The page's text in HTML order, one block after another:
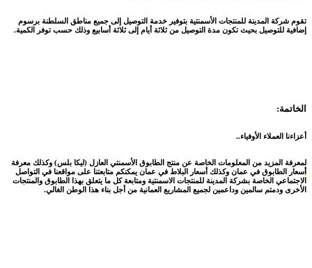
تقوم شركة المدينة للمنتجات الأسمنتية بتوفير خدمة التوصيل إلى جميع مناطق السلطنة برسوم
إضافية للتوصيل بحيث تكون مدة التوصيل من ثلاثة أيام إلى ثلاثة أسابيع وذلك حسب توفر الكمية.
الخاتمة:
أعزاءنا العملاء الأوفياء..
لمعرفة المزيد من المعلومات الخاصة عن منتج الطابوق الأسمنتي العازل (ليكا بلس) وكذلك معرفة
سعار الطابوق في عمان وكذلك أسعار البلاط في عمان يمكنكم متابعتنا على مواقعنا في التواصل
الاجتماعي الخاصة بشركة المدينة للمنتجات الاسمنتية ومتابعة كل ما يتعلق بهذا الطابوق والمنتجات
الأخرى ودمتم سالمين وداعمين لجميع المشاريع العمانية من أجل بناء هذا الوطن الغالي.